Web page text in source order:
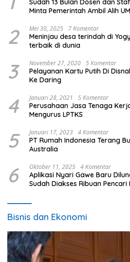
Sudah 13 Bulan Dosen dan
Minta Pemerintah Ambil Alih
2 Mei 30, 2025 7 Komentar
Meninjau desa terindah di
terbaik di dunia
3 November 27, 2020 5 Komentar
Pelayanan Kartu Putih Di
Ke Daring
4 Januari 28, 2021 5 Komentar
Perusahaan Jasa Tenaga
Mengurus LPTKS
5 Januari 17, 2023 4 Komentar
PT Rumah Indonesia Terang
Australia
6 Oktober 11, 2025 4 Komentar
Aplikasi Nyari Gawe Baru
Sudah Diakses Ribuan Pencari
Bisnis dan Ekonomi